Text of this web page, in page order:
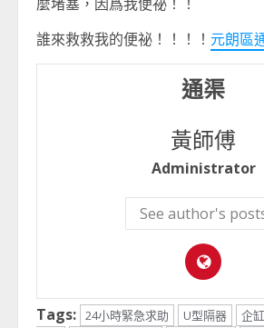
誰來救救我的便祕！！！！ 元朗區
通渠
黃師傅
Administrator
See author's
Tags: 24小時緊急求助 U型隔器 企缸